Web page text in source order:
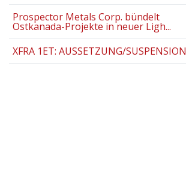
Prospector Metals Corp. bündelt
Ostkanada-Projekte in neuer Ligh...
XFRA 1ET: AUSSETZUNG/SUSPENSION